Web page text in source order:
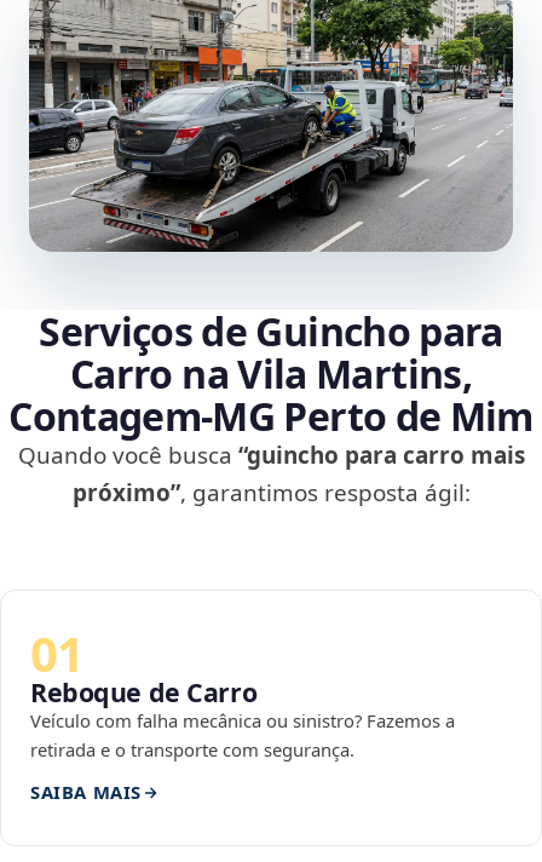
Serviços de Guincho para
Carro na Vila Martins,
Contagem‑MG Perto de Mim
Quando você busca “guincho para carro mais
próximo”, garantimos resposta ágil:
01
Reboque de Carro
Veículo com falha mecânica ou sinistro? Fazemos a
retirada e o transporte com segurança.
SAIBA MAIS